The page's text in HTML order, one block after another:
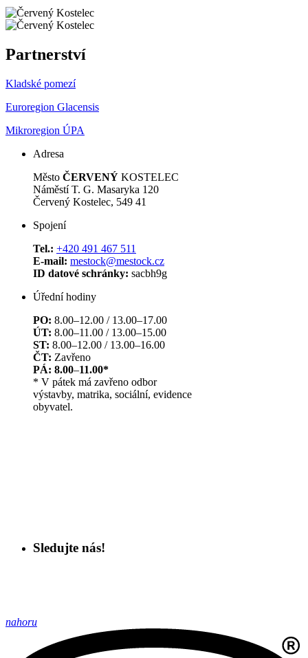
Partnerství
Kladské pomezí
Euroregion Glacensis
Mikroregion ÚPA
Adresa
Město ČERVENÝ KOSTELEC
Náměstí T. G. Masaryka 120
Červený Kostelec, 549 41
Spojení
Tel.: +420 491 467 511
E-mail: mestock@mestock.cz
ID datové schránky: sacbh9g
Úřední hodiny
PO: 8.00–12.00 / 13.00–17.00
ÚT: 8.00–11.00 / 13.00–15.00
ST: 8.00–12.00 / 13.00–16.00
ČT: Zavřeno
PÁ: 8.00–11.00*
* V pátek má zavřeno odbor
výstavby, matrika, sociální, evidence
obyvatel.
Sledujte nás!
nahoru